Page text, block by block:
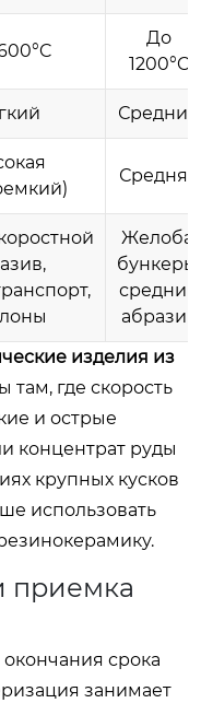
До
1200°C
Средний
Средняя
Желоба,
бункеры,
средний
абразив
изделия из
там, где скорость
и острые
концентрат руды
крупных кусков
использовать
приемка
срока
занимает